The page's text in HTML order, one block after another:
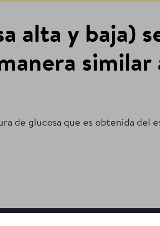
alta y baja)
similar
de glucosa que es obtenida del